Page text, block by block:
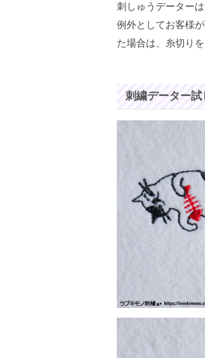
刺しゅうデーター
例外としてお客様
た場合は、糸切りを
刺繍データー試